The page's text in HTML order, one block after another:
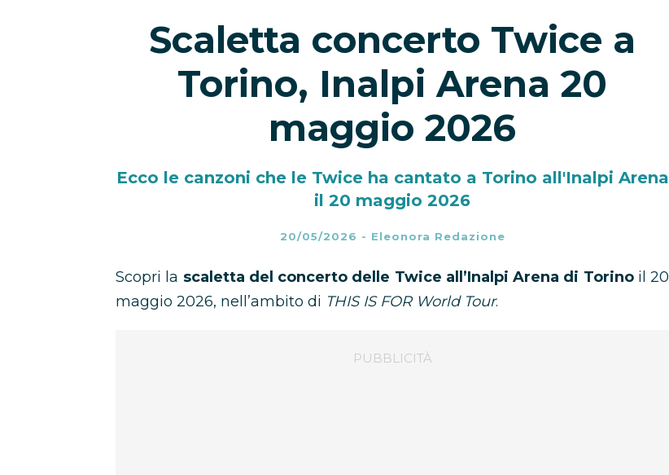
Scaletta concerto Twice a
Torino, Inalpi Arena 20
maggio 2026
Ecco le canzoni che le Twice ha cantato a Torino all'Inalpi Arena
il 20 maggio 2026
20/05/2026 - Eleonora Redazione
Scopri la scaletta del concerto delle Twice all’Inalpi Arena di Torinoil 20
maggio 2026, nell’ambito di THIS IS FOR World Tour.